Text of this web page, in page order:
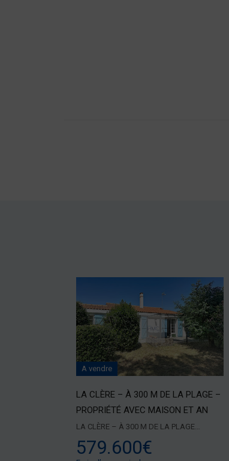
A vendre
LA CLÈRE – À 300 M DE LA PLAGE –
PROPRIÉTÉ AVEC MAISON ET AN
LA CLÈRE – À 300 M DE LA PLAGE…
579.600€